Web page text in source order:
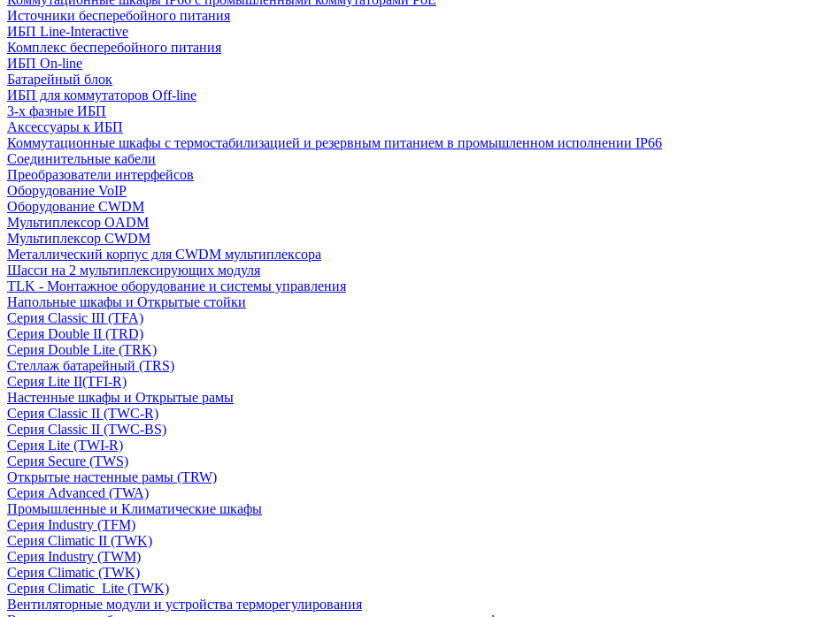
Источники бесперебойного питания
ИБП Line-Interactive
Комплекс бесперебойного питания
ИБП On-line
Батарейный блок
ИБП для коммутаторов Off-line
3-х фазные ИБП
Аксессуары к ИБП
Коммутационные шкафы с термостабилизацией и резервным питанием в промышленном исполнении IP66
Соединительные кабели
Преобразователи интерфейсов
Оборудование VoIP
Оборудование CWDM
Мультиплекcор OADM
Мультиплексор CWDM
Металлический корпус для CWDM мультиплексора
Шасси на 2 мультиплексирующих модуля
TLK - Монтажное оборудование и системы управления
Напольные шкафы и Открытые стойки
Серия Classic III (TFA)
Серия Double II (TRD)
Серия Double Lite (TRK)
Стеллаж батарейный (TRS)
Серия Lite II(TFI-R)
Настенные шкафы и Открытые рамы
Серия Classic II (TWC-R)
Серия Classic II (TWC-BS)
Серия Lite (TWI-R)
Серия Secure (TWS)
Открытые настенные рамы (TRW)
Серия Advanced (TWA)
Промышленные и Климатические шкафы
Серия Industry (TFM)
Серия Climatic II (TWK)
Серия Industry (TWM)
Серия Climatic (TWK)
Серия Climatic_Lite (TWK)
Вентиляторные модули и устройства терморегулирования